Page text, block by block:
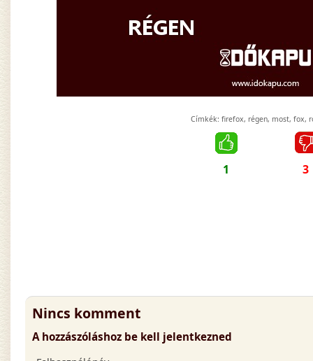
Címkék:firefox, régen, most,fox,
1 3
Nincs komment
A hozzászóláshoz be kell jelentkezned